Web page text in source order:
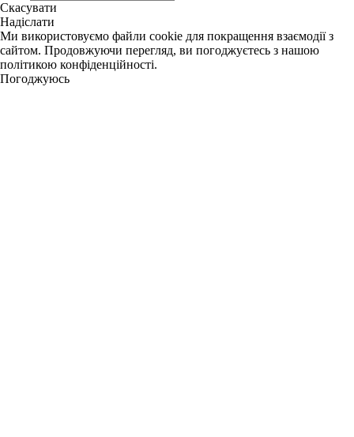
Скасувати
Надіслати
Ми використовуємо файли cookie для покращення взаємодії з
сайтом. Продовжуючи перегляд, ви погоджуєтесь з нашою
політикою конфіденційності.
Погоджуюсь